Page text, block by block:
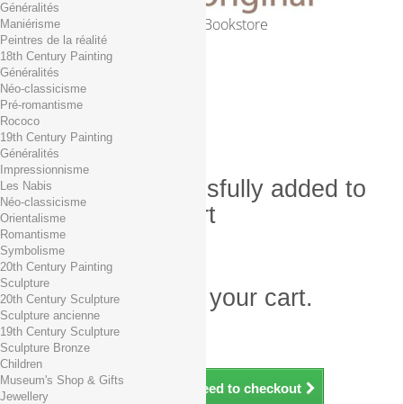
Online Art Bookstore
Cart (empty)
No products
Free shipping!
0,00 € Total
Check out
Product successfully added to
your shopping cart
Quantity
Total
There is 1 item in your cart.
Total products (tax incl.)
Total shipping TTC
Total (tax incl.)
Continue shopping Proceed to checkout
Généralités
Maniérisme
Peintres de la réalité
18th Century Painting
Généralités
Néo-classicisme
Pré-romantisme
Rococo
19th Century Painting
Généralités
Impressionnisme
Les Nabis
Néo-classicisme
Orientalisme
Romantisme
Symbolisme
20th Century Painting
Sculpture
20th Century Sculpture
Sculpture ancienne
19th Century Sculpture
Sculpture Bronze
Children
Museum's Shop & Gifts
Jewellery